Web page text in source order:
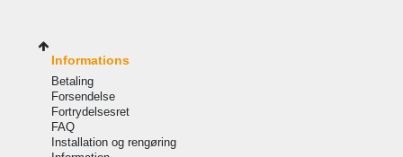
Informations
Betaling
Forsendelse
Fortrydelsesret
FAQ
Installation og rengøring